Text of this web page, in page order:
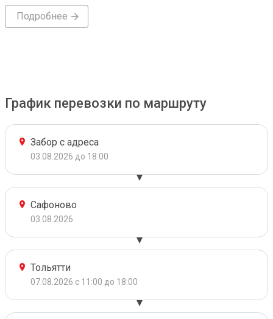
Подробнее
График перевозки по маршруту
Забор с адреса
03.08.2026 до 18:00
Сафоново
03.08.2026
Тольятти
07.08.2026 с 11:00 до 18:00